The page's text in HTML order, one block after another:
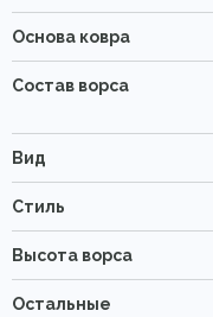
Основа ковра
Состав ворса
Вид
Стиль
Высота ворса
Остальные